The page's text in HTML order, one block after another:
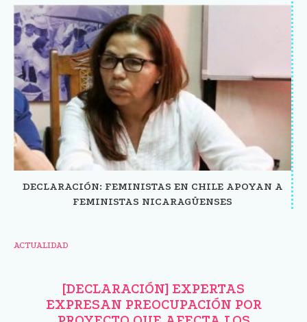
DECLARACIÓN: FEMINISTAS EN CHILE APOYAN A
FEMINISTAS NICARAGÜENSES
ACTUALIDAD
[DECLARACIÓN] EXPERTAS
EXPRESAN PREOCUPACIÓN POR